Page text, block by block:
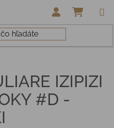
OKULIARE IZIPIZI BABY 0 -
IZIPIZI
#D -